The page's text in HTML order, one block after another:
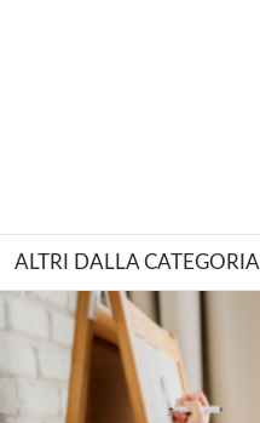
ALTRI DALLA CATEGORIA